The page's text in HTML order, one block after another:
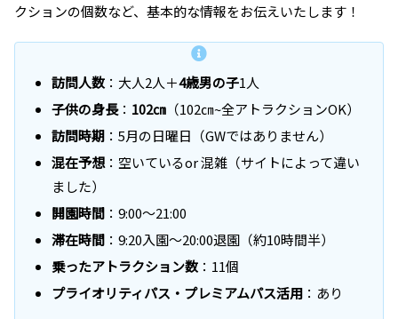
クションの個数など、基本的な情報をお伝えいたします！
訪問人数 ：大人2人＋4歳男の子1人
子供の身長： 102㎝ （102㎝~全アトラクションOK）
訪問時期 ：5月の日曜日（GWではありません）
混在予想 ：空いているor 混雑（サイトによって違い
ました）
開園時間 ：9:00～21:00
滞在時間 ：9:20入園〜20:00退園（約10時間半）
乗ったアトラクション数 ：11個
プライオリティパス・プレミアムパス活用 ：あり